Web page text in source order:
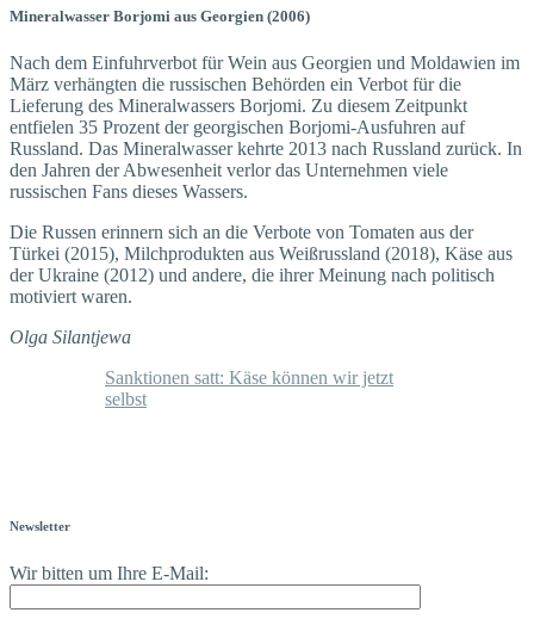
Mineralwasser Borjomi aus Georgien (2006)
Nach dem Einfuhrverbot für Wein aus Georgien und Moldawien im
März verhängten die russischen Behörden ein Verbot für die
Lieferung des Mineralwassers Borjomi. Zu diesem Zeitpunkt
entfielen 35 Prozent der georgischen Borjomi-Ausfuhren auf
Russland. Das Mineralwasser kehrte 2013 nach Russland zurück. In
den Jahren der Abwesenheit verlor das Unternehmen viele
russischen Fans dieses Wassers.
Die Russen erinnern sich an die Verbote von Tomaten aus der
Türkei (2015), Milchprodukten aus Weißrussland (2018), Käse aus
der Ukraine (2012) und andere, die ihrer Meinung nach politisch
motiviert waren.
Olga Silantjewa
Sanktionen satt: Käse können wir jetzt
selbst
Newsletter
Wir bitten um Ihre E-Mail: